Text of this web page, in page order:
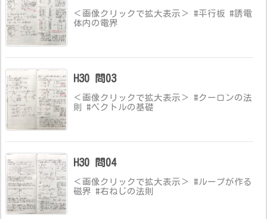
＜画像クリックで拡大表示＞ #平行板 #誘電
体内の電界
H30 問03
＜画像クリックで拡大表示＞ #クーロンの法
則 #ベクトルの基礎
H30 問04
＜画像クリックで拡大表示＞ #ループが作る
磁界 #右ねじの法則